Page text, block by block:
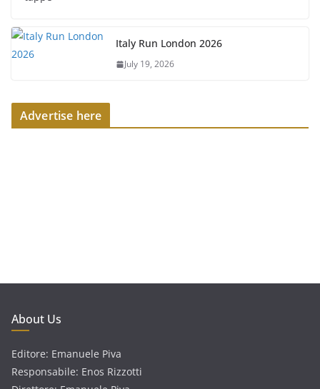
Italy Run London 2026
July 19, 2026
Advertise here
About Us
Editore: Emanuele Piva
Responsabile: Enos Rizzotti